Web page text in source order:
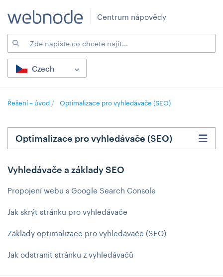
Centrum nápovědy
Czech
Řešení – úvod Optimalizace pro vyhledávače (SEO)
Vyhledávače a základy SEO
Propojení webu s Google Search Console
Jak skrýt stránku pro vyhledávače
Základy optimalizace pro vyhledávače (SEO)
Jak odstranit stránku z vyhledávačů
Optimalizace pro vyhledávače (SEO)